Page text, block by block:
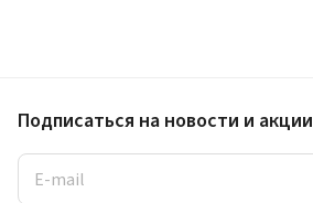
Подписаться на новости и акции